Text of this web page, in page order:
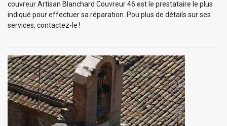
couvreur Artisan Blanchard Couvreur 46 est le prestataire le plus
indiqué pour effectuer sa réparation. Pou plus de détails sur ses
services, contactez-le !